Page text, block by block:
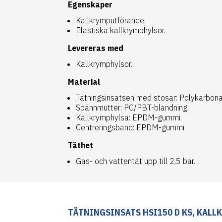
Egenskaper
Kallkrymputförande.
Elastiska kallkrymphylsor.
Levereras med
Kallkrymphylsor.
Material
Tätningsinsatsen med stosar:
Spännmutter: PC/PBT-blandning.
Kallkrymphylsa: EPDM-gummi.
Centreringsband: EPDM-gummi.
Täthet
Gas- och vattentät upp till 2,5 bar.
TÄTNINGSINSATS HSI150 D KS,